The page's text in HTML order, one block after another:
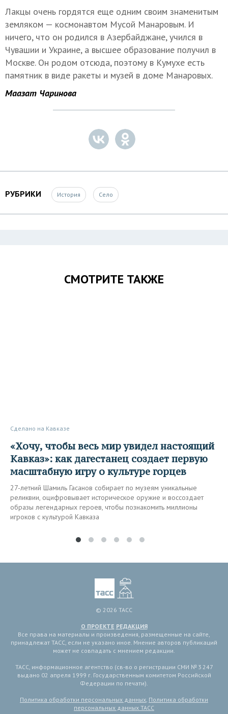
Лакцы очень гордятся еще одним своим знаменитым
земляком — космонавтом Мусой Манаровым. И
ничего, что он родился в Азербайджане, учился в
Чувашии и Украине, а высшее образование получил в
Москве. Он родом отсюда, поэтому в Кумухе есть
памятник в виде ракеты и музей в доме Манаровых.
Маазат Чаринова
РУБРИКИ История Село
СМОТРИТЕ ТАКЖЕ
Сделано на Кавказе
«Хочу, чтобы весь мир увидел настоящий
Кавказ»: как дагестанец создает первую
масштабную игру о культуре горцев
27-летний Шамиль Гасанов собирает по музеям уникальные
реликвии, оцифровывает историческое оружие и воссоздает
образы легендарных героев, чтобы познакомить миллионы
игроков с культурой Кавказа
© 2026 ТАСС
О ПРОЕКТЕ РЕДАКЦИЯ
Все права на материалы и произведения, размещенные на сайте,
принадлежат ТАСС, если не указано иное. Мнение авторов публикаций
может не совпадать с мнением редакции.
ТАСС, информационное агентство (св-во о регистрации СМИ № 3 247
выдано 02 апреля 1999 г. Государственным комитетом Российской
Федерации по печати).
Политика обработки персональных данных, Политика обработки
персональных данных ТАСС